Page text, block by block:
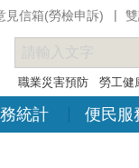
見信箱(勞檢申訴)
職業災害預防 勞工健
統計 便民服